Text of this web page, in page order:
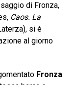
di Fronza,
Caos. La
si è
al giorno
Fronza